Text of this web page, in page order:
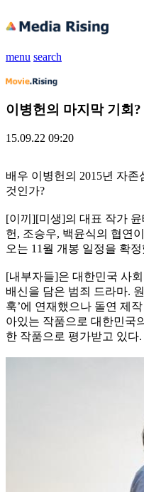
menu search
이병헌의 마지막 기회
15.09.22 09:20
배우 이병헌의 2015년 자
것인가?
[이끼][미생]의 대표 작가
헌, 조승우, 백윤식의 협연
오는 11월 개봉 일정을 확정
[내부자들]은 대한민국 사
배신을 담은 범죄 드라마.
훅’에 연재했으나 돌연 제
아있는 작품으로 대한민국
한 작품으로 평가받고 있다.